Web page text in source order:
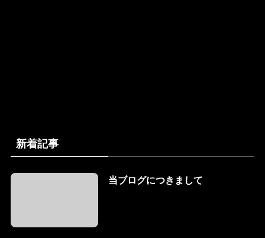
新着記事
当ブログにつきまして